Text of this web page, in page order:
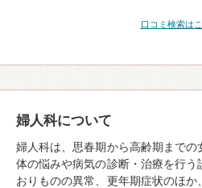
口コミ検索は
婦人科について
婦人科は、思春期から高齢期まで
体の悩みや病気の診断・治療を行う
おりものの異常、更年期症状のほ